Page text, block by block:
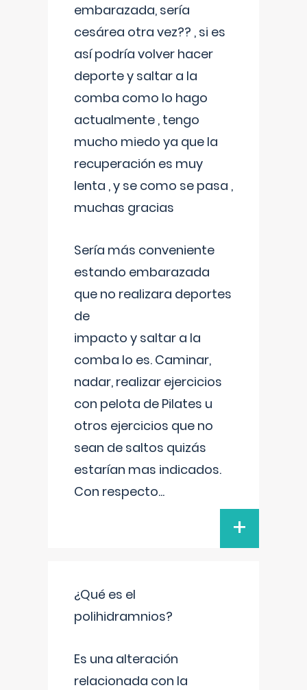
embarazada, sería
cesárea otra vez?? , si es
así podría volver hacer
deporte y saltar a la
comba como lo hago
actualmente , tengo
mucho miedo ya que la
recuperación es muy
lenta , y se como se pasa ,
muchas gracias
Sería más conveniente
estando embarazada
que no realizara deportes
de
impacto y saltar a la
comba lo es. Caminar,
nadar, realizar ejercicios
con pelota de Pilates u
otros ejercicios que no
sean de saltos quizás
estarían mas indicados.
Con respecto...
+
¿Qué es el
polihidramnios?
Es una alteración
relacionada con la